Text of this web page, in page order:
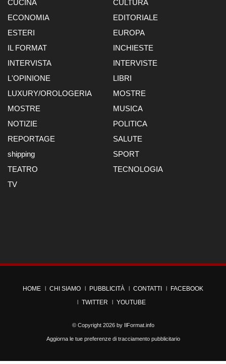
CUCINA
CULTURA
ECONOMIA
EDITORIALE
ESTERI
EUROPA
IL FORMAT
INCHIESTE
INTERVISTA
INTERVISTE
L'OPINIONE
LIBRI
LUXURY/OROLOGERIA
MOSTRE
MOSTRE
MUSICA
NOTIZIE
POLITICA
REPORTAGE
SALUTE
shipping
SPORT
TEATRO
TECNOLOGIA
TV
HOME CHI SIAMO PUBBLICITÀ CONTATTI
FACEBOOK
TWITTER
YOUTUBE
© Copyright 2026 by IlFormat.info
Aggiorna le tue preferenze di tracciamento pubblicitario